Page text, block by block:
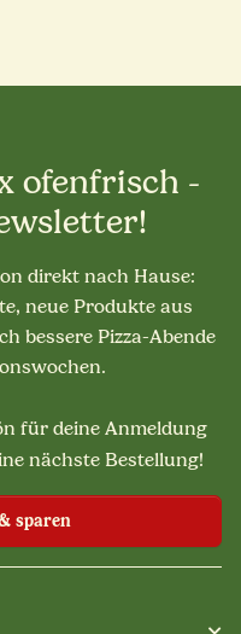
ofenfrisch -
direkt nach Hause:
neue Produkte aus
bessere Pizza-Abende
für deine Anmeldung
nächste Bestellung!
sparen